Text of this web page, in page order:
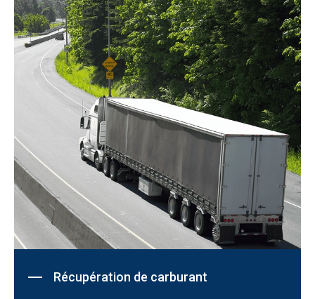
Récupération de carburant